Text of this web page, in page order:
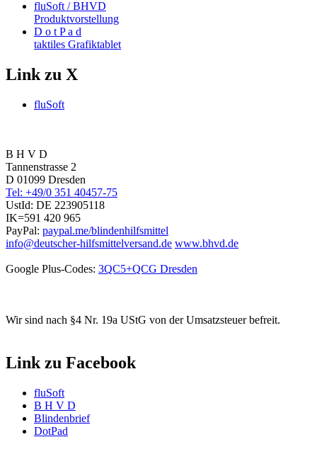
fluSoft / BHVD
Produktvorstellung
D o t P a d
taktiles Grafiktablet
Link zu X
fluSoft
B H V D
Tannenstrasse 2
D 01099 Dresden
Tel: +49/0 351 40457-75
UstId: DE 223905118
IK=591 420 965
PayPal: paypal.me/blindenhilfsmittel
info@deutscher-hilfsmittelversand.de www.bhvd.de
Google Plus-Codes: 3QC5+QCG Dresden
Wir sind nach §4 Nr. 19a UStG von der Umsatzsteuer befreit.
Link zu Facebook
fluSoft
B H V D
Blindenbrief
DotPad